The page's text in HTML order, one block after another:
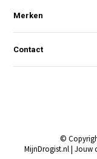
Merken
Contact
©
MijnDrogist.nl | Jouw